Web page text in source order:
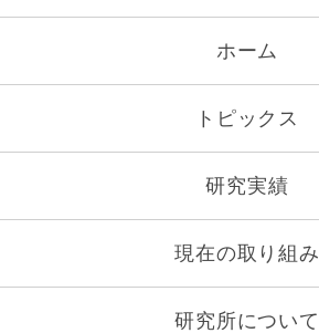
ホーム
トピックス
研究実績
現在の取り組み
研究所について